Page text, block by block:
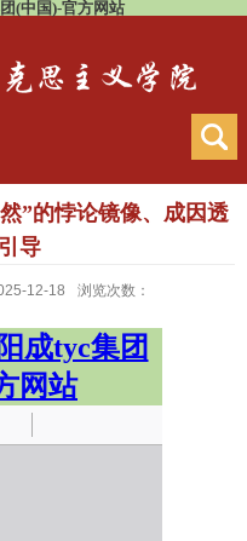
(中国)-官方网站
”的悖论镜像、成因透
导
12-18 浏览次数：